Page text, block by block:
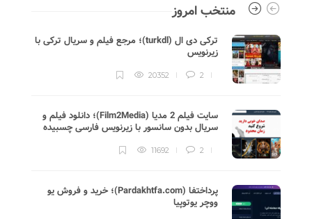
منتخب امروز
ترکی دی ال (turkdl)؛ مرجع فیلم و سریال ترکی با
زیرنویس
2
20352
سایت فیلم 2 مدیا (Film2Media)؛ دانلود فیلم و
سریال بدون سانسور با زیرنویس فارسی چسبیده
2
11692
پرداختفا (Pardakhtfa.com)؛ خرید و فروش یو
ووچر یوتوپیا